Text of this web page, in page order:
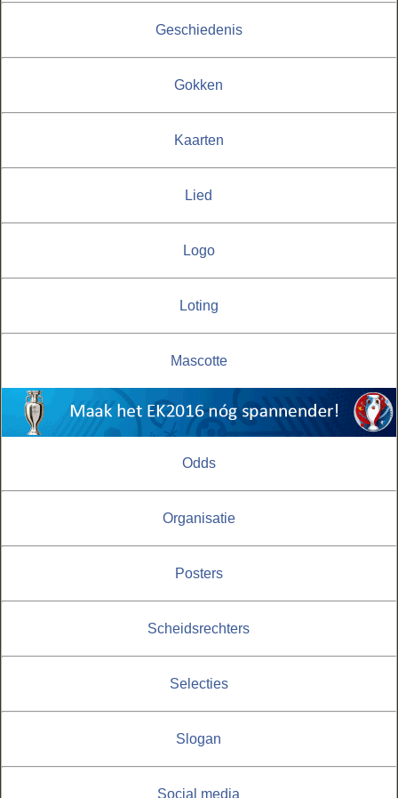
Geschiedenis
Gokken
Kaarten
Lied
Logo
Loting
Mascotte
Odds
Organisatie
Posters
Scheidsrechters
Selecties
Slogan
Social media